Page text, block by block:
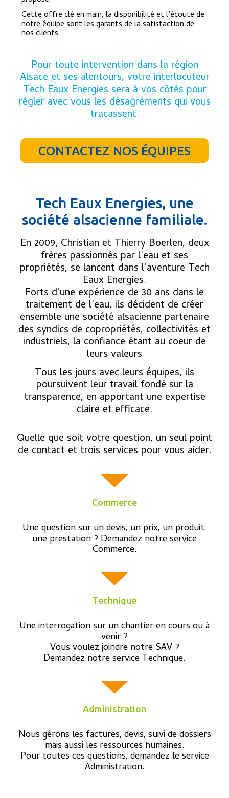
Cette offre clé en main, la disponibilité et l’écoute de
notre équipe sont les garants de la satisfaction de
nos clients.
Pour toute intervention dans la région
Alsace et ses alentours, votre interlocuteur
Tech Eaux Energies sera à vos côtés pour
régler avec vous les désagréments qui vous
tracassent.
CONTACTEZ NOS ÉQUIPES
Tech Eaux Energies, une
société alsacienne familiale.
En 2009, Christian et Thierry Boerlen, deux
frères passionnés par l’eau et ses
propriétés, se lancent dans l’aventure Tech
Eaux Energies.
Forts d’une expérience de 30 ans dans le
traitement de l’eau, ils décident de créer
ensemble une société alsacienne partenaire
des syndics de copropriétés, collectivités et
industriels, la confiance étant au coeur de
leurs valeurs
Tous les jours avec leurs équipes, ils
poursuivent leur travail fondé sur la
transparence, en apportant une expertise
claire et efficace.
Quelle que soit votre question, un seul point
de contact et trois services pour vous aider.
Commerce
Une question sur un devis, un prix, un produit,
une prestation ? Demandez notre service
Commerce.
Technique
Une interrogation sur un chantier en cours ou à
venir ?
Vous voulez joindre notre SAV ?
Demandez notre service Technique.
Administration
Nous gérons les factures, devis, suivi de dossiers
mais aussi les ressources humaines.
Pour toutes ces questions, demandez le service
Administration.